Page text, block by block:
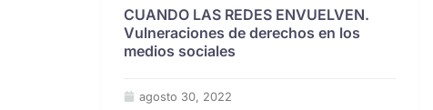
CUANDO LAS REDES ENVUELVEN.
Vulneraciones de derechos en los
medios sociales
agosto 30, 2022